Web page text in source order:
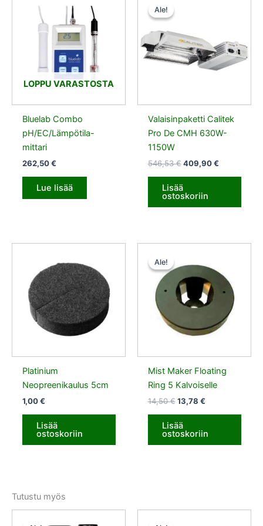
LOPPU VARASTOSTA
Bluelab Combo
pH/EC/Lämpötila-
mittari
262,50€
Lue lisää
Ale!
Ale!
Valaisinpaketti Calitek
Pro De CMH 630W-
1150W
546,53€ 409,90€
Lisää
ostoskoriin
Platinium
Neopreenikaulus 5cm
1,00€
Lisää
ostoskoriin
Ale!
Ale!
Mist Maker Floating
Ring 5 Kalvoiselle
14,50€
oli:
14,50 €.
13,78 €
on:
13,78 €.
Lisää
ostoskoriin
Tutustu myös
hinta
hinta